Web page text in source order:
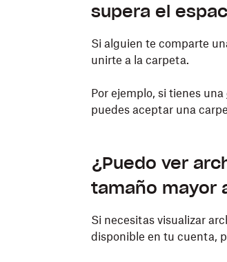
supera el
Si alguien te comparte
unirte a la carpeta.
Por ejemplo, si tienes una
puedes aceptar una
¿Puedo ver
tamaño mayor
Si necesitas visualizar
disponible en tu cuenta,